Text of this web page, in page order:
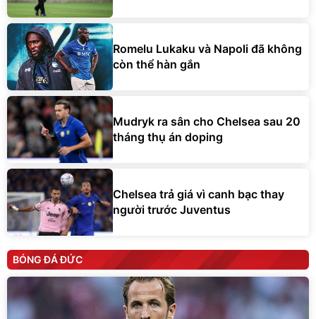
Romelu Lukaku và Napoli đã không
còn thể hàn gắn
Mudryk ra sân cho Chelsea sau 20
tháng thụ án doping
Chelsea trả giá vì canh bạc thay
người trước Juventus
BÓNG ĐÁ ĐỨC